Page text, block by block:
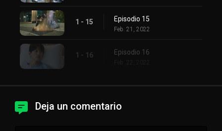
1 - 15 Episodio 15
Feb. 21, 2022
1 - 16 Episodio 16
Feb. 22, 2022
Deja un comentario